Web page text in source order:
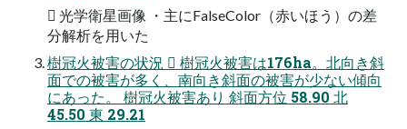
 光学衛星画像 ・主にFalseColor（赤いほう）の差
分解析を用いた
樹冠火被害の状況  樹冠火被害は176ha。北向き斜
面での被害が多く、南向き斜面の被害が少ない傾向
にあった。 樹冠火被害あり 斜面方位 58.90 北
45.50 東 29.21